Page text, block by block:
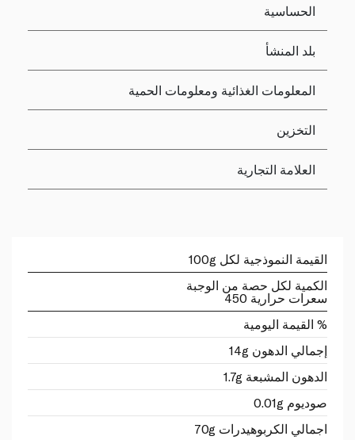
الحساسية
بلد المنشأ
المعلومات الغذائية ومعلومات الحمية
التخزين
العلامة التجارية
القيمة النموذجية لكل 100g
الكمية لكل حصة من الوجبة
سعرات حرارية 450
% القيمة اليومية
إجمالي الدهون 14g
الدهون المشبعة 1.7g
صوديوم 0.01g
اجمالي الكربوهيدرات 70g